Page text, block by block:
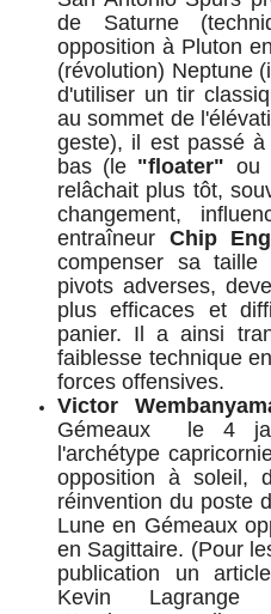
de Saturne
opposition à Pluton
(révolution) Neptune
d'utiliser un tir
au sommet de
geste), il est passé
bas (le "floater" ou
relâchait plus tôt,
changement,
entraîneur Chip
compenser sa
pivots adverses,
plus efficaces et
panier. Il a ainsi
faiblesse technique
forces offensives.
Victor
Gémeaux le 4
l'archétype
opposition à soleil,
réinvention du poste
Lune en Gémeaux
en Sagittaire. (Pour
publication un
Kevin